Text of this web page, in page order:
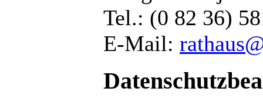
Tel.: (0 82 36)
E-Mail: